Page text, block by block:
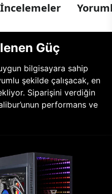
İncelemeler
Güç
bilgisayara sahip
şekilde çalışacak, en
Siparişini verdiğin
performans ve